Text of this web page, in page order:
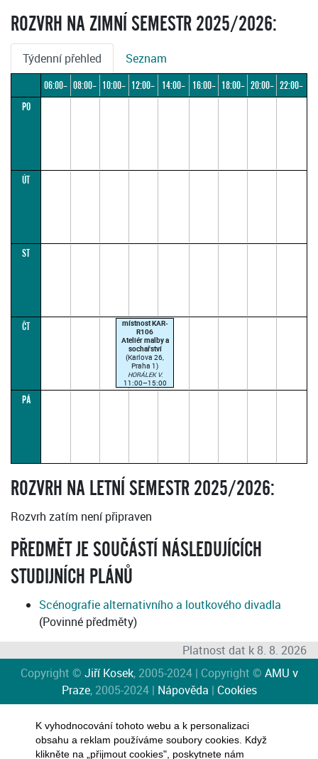
ROZVRH NA ZIMNÍ SEMESTR 2025/2026:
Týdenní přehled Seznam
06:00– 08:00– 10:00– 12:00–
14:00–
16:00– 18:00– 20:00– 22:00–
PO
ÚT
ST
ČT
místnost KAR-
R106
Ateliér malby a
sochařství
(Karlova 26,
Praha 1)
HORÁLEK V.
11:00–15:00
(paralelka 1)
PÁ
ROZVRH NA LETNÍ SEMESTR 2025/2026:
Rozvrh zatím není připraven
PŘEDMĚT JE SOUČÁSTÍ NÁSLEDUJÍCÍCH
STUDIJNÍCH PLÁNŮ
Scénografie alternativního a loutkového divadla
(Povinné předměty)
Platnost dat k 8. 8. 2026
Copyright © Jiří Kosek, 2005-2024 | Copyright © AMU v
Praze, 2005-2024 | Nápověda | Cookies
K vyhodnocování tohoto webu a k personalizaci
obsahu a reklam používáme soubory cookies. Když
klikněte na „přijmout cookies", poskytnete nám